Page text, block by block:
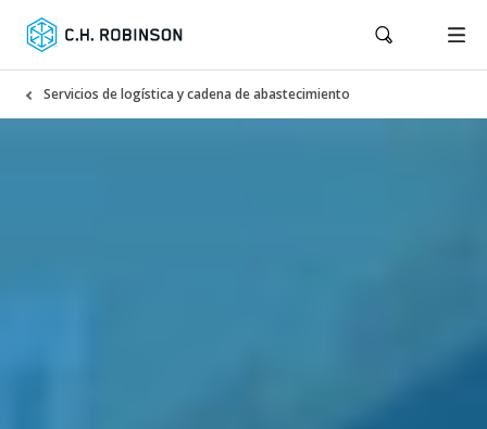
Servicios de logística y cadena de abastecimiento